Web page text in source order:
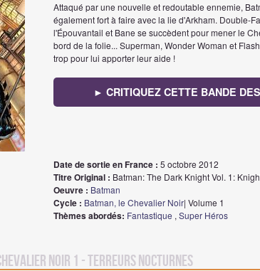
Attaqué par une nouvelle et redoutable ennemie,
également fort à faire avec la lie d'Arkham. Double-
l'Épouvantail et Bane se succèdent pour mener le
bord de la folie... Superman, Wonder Woman et
trop pour lui apporter leur aide !
► CRITIQUEZ CETTE BANDE
Date de sortie en France : 5 octobre 2012
Titre Original : Batman: The Dark Knight Vol. 1:
Oeuvre : Batman
Cycle : Batman, le Chevalier Noir| Volume 1
Thèmes abordés: Fantastique , Super Héros
Noir 1 - Terreurs Nocturnes